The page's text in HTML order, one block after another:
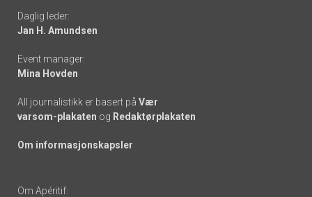
links
Daglig leder:
Jan H. Amundsen
Event manager:
Mina Hovden
All journalistikk er basert på Vær
varsom-plakaten og Redaktørplakaten
Om informasjonskapsler
Om Apéritif: